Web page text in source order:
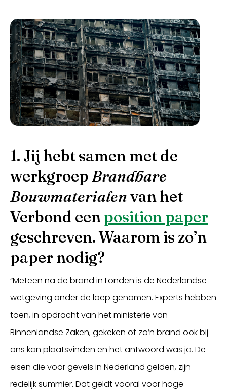
Inloggen
1. Jij hebt samen met de
werkgroepBrandbare
Bouwmaterialenvan het
Verbond eenposition paper
geschreven. Waarom is zo’n
paper nodig?
“Meteen na de brand in Londen is de Nederlandse
wetgeving onder de loep genomen. Experts hebben
toen, in opdracht van het ministerie van
Binnenlandse Zaken, gekeken of zo’n brand ook bij
ons kan plaatsvinden en het antwoord was ja. De
eisen die voor gevels in Nederland gelden, zijn
redelijk summier. Dat geldt vooral voor hoge